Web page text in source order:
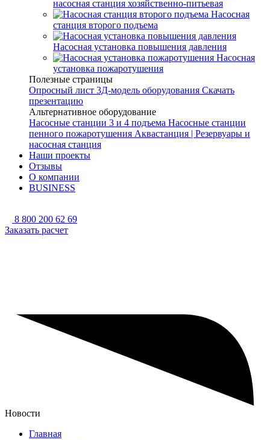
насосная станция хозяйственно-питьевая
Насосная
станция второго подъема
Насосная установка повышения давления
Насосная
установка пожаротушения
Полезные страницы
Опросный лист 3Д-модель оборудования Скачать
презентацию
Альтернативное оборудование
Насосные станции 3 и 4 подъема Насосные станции
пенного пожаротушения Аквастанция | Резервуары и
насосная станция
Наши проекты
Отзывы
О компании
BUSINESS
8 800 200 62 69
Заказать расчет
Новости
Главная